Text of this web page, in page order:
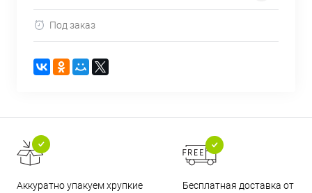
Под заказ
Аккуратно упакуем хрупкие
Бесплатная доставка от